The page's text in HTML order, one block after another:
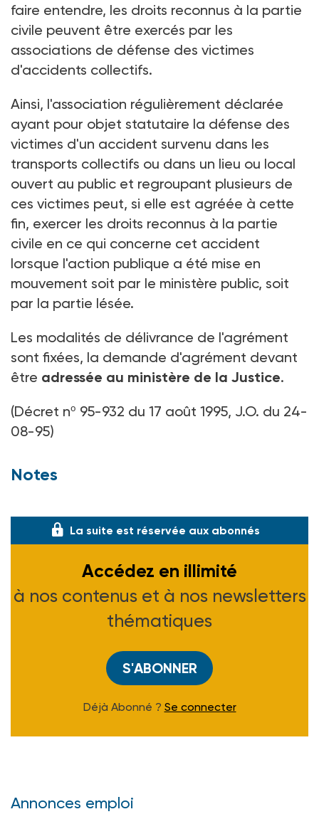
faire entendre, les droits reconnus à la partie
civile peuvent être exercés par les
associations de défense des victimes
d'accidents collectifs.
Ainsi, l'association régulièrement déclarée
ayant pour objet statutaire la défense des
victimes d'un accident survenu dans les
transports collectifs ou dans un lieu ou local
ouvert au public et regroupant plusieurs de
ces victimes peut, si elle est agréée à cette
fin, exercer les droits reconnus à la partie
civile en ce qui concerne cet accident
lorsque l'action publique a été mise en
mouvement soit par le ministère public, soit
par la partie lésée.
Les modalités de délivrance de l'agrément
sont fixées, la demande d'agrément devant
être adressée au ministère de la Justice.
(Décret nº 95-932 du 17 août 1995, J.O. du 24-
08-95)
Notes
La suite est réservée aux abonnés
Accédez en illimité
à nos contenus et à nos newsletters
thématiques
S'ABONNER
Déjà Abonné ? Se connecter
Annonces emploi